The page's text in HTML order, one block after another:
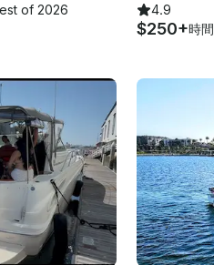
of 2026 4.9
$250+時間